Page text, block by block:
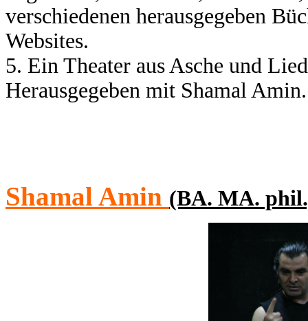
verschiedenen herausgegeben
Websites.
5. Ein Theater aus Asche und
Herausgegeben mit Shamal
Shamal Amin (BA. MA.